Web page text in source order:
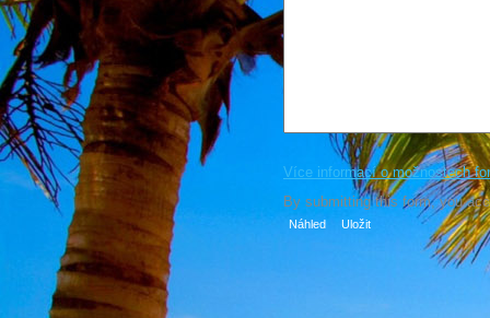
Více informací o možnostech
By submitting this form, you